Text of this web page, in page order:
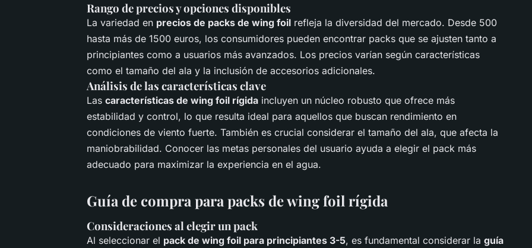
Rango de precios y opciones disponibles
La variedad en precios de packs de wing foil refleja la diversidad del mercado. Desde 500
hasta más de 1500 euros, los consumidores pueden encontrar packs que se ajusten tanto a
principiantes como a usuarios más avanzados. Los precios varían según características
como el tamaño del ala y la inclusión de accesorios adicionales.
Análisis de las características clave
Las características de wing foil rígida incluyen un núcleo robusto que ofrece más
estabilidad y control, lo que resulta ideal para aquellos que buscan rendimiento en
condiciones de viento fuerte. También es crucial considerar el tamaño del ala, que afecta la
maniobrabilidad. Conocer las metas personales del usuario ayuda a elegir el pack más
adecuado para maximizar la experiencia en el agua.
Guía de compra para packs de wing foil rígida
Consideraciones al elegir un pack
Al seleccionar el pack de wing foil para principiantes 3-5, es fundamental considerar la guía